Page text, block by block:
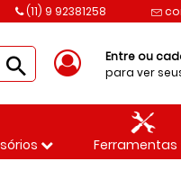
(11) 9 92381258
Entre ou
para ver
Ferramentas